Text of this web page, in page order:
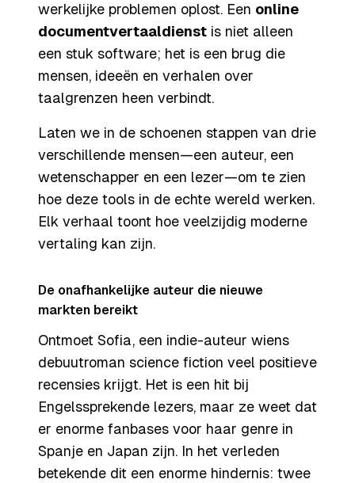
werkelijke problemen oplost. Een online
documentvertaaldienst is niet alleen
een stuk software; het is een brug die
mensen, ideeën en verhalen over
taalgrenzen heen verbindt.
Laten we in de schoenen stappen van drie
verschillende mensen—een auteur, een
wetenschapper en een lezer—om te zien
hoe deze tools in de echte wereld werken.
Elk verhaal toont hoe veelzijdig moderne
vertaling kan zijn.
De onafhankelijke auteur die nieuwe
markten bereikt
Ontmoet Sofia, een indie-auteur wiens
debuutroman science fiction veel positieve
recensies krijgt. Het is een hit bij
Engelssprekende lezers, maar ze weet dat
er enorme fanbases voor haar genre in
Spanje en Japan zijn. In het verleden
betekende dit een enorme hindernis: twee